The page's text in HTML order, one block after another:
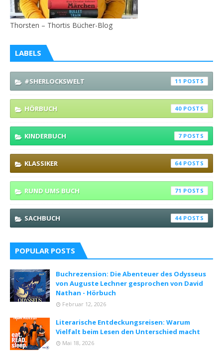
Thorsten – Thortis Bücher-Blog
LABELS
#SHERLOCKSWELT 11
HÖRBUCH 40
KINDERBUCH 7
KLASSIKER 64
RUND UMS BUCH 71
SACHBUCH 44
POPULAR POSTS
Buchrezension: Die Abenteuer des Odysseus
von Auguste Lechner gesprochen von David
Nathan - Hörbuch
Februar 12, 2026
Literarische Entdeckungsreisen: Warum
Vielfalt beim Lesen den Unterschied macht
Mai 18, 2026